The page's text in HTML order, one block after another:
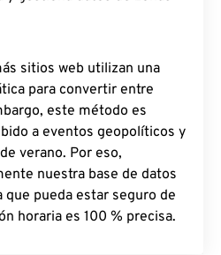
sitios web utilizan una
para convertir entre
este método es
a eventos geopolíticos y
verano. Por eso,
nuestra base de datos
que pueda estar seguro de
horaria es 100 % precisa.